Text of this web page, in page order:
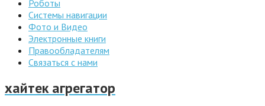
Роботы
Системы навигации
Фото и Видео
Электронные книги
Правообладателям
Связаться с нами
хайтек агрегатор